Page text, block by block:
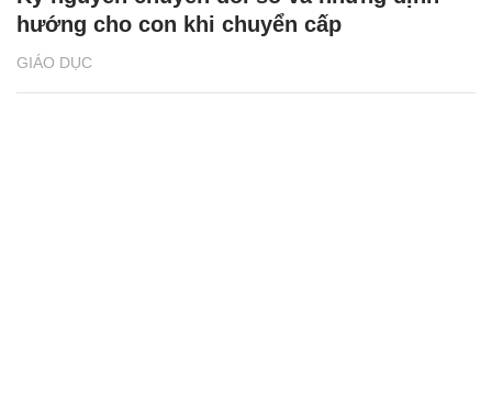
GIÁO DỤC
hướng cho con khi chuyển cấp